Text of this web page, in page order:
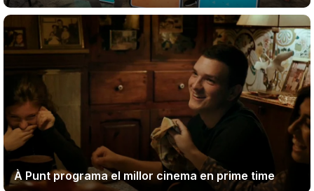
À Punt programa el millor cinema en prime time